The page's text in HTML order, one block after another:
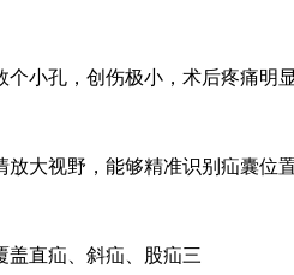
个小孔，创伤极小，术后疼痛明
放大视野，能够精准识别疝囊位
盖直疝、斜疝、股疝三